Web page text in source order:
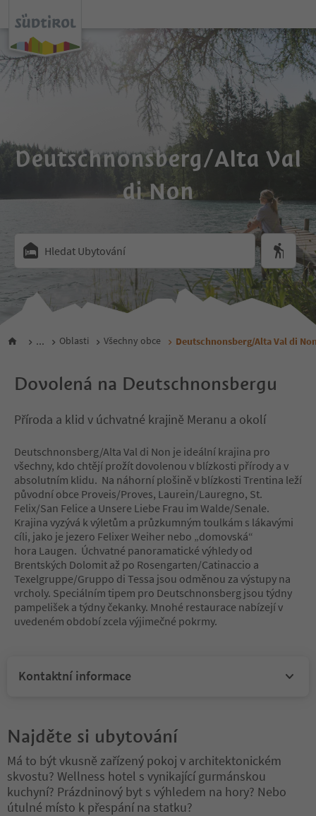
Deutschnonsberg/Alta Val
di Non
Hledat Ubytování
... Oblasti Všechny obce Deutschnonsberg/Alta Val di
Dovolená na Deutschnonsbergu
Příroda a klid v úchvatné krajině Meranu a okolí
Deutschnonsberg/Alta Val di Non je ideální krajina pro
všechny, kdo chtějí prožít dovolenou v blízkosti přírody a v
absolutním klidu. Na náhorní plošině v blízkosti Trentina leží
původní obce Proveis/Proves, Laurein/Lauregno, St.
Felix/San Felice a Unsere Liebe Frau im Walde/Senale.
Krajina vyzývá k výletům a průzkumným toulkám s lákavými
cíli, jako je jezero Felixer Weiher nebo „domovská“
hora Laugen. Úchvatné panoramatické výhledy od
Brentských Dolomit až po Rosengarten/Catinaccio a
Texelgruppe/Gruppo di Tessa jsou odměnou za výstupy na
vrcholy. Speciálním tipem pro Deutschnonsberg jsou týdny
pampelišek a týdny čekanky. Mnohé restaurace nabízejí v
uvedeném období zcela výjimečné pokrmy.
Kontaktní informace
Najděte si ubytování
Má to být vkusně zařízený pokoj v architektonickém
skvostu? Wellness hotel s vynikající gurmánskou
kuchyní? Prázdninový byt s výhledem na hory? Nebo
útulné místo k přespání na statku?